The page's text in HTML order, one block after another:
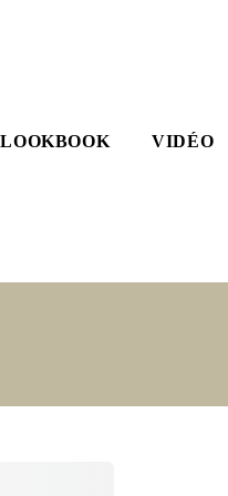
LOOKBOOK VIDÉO